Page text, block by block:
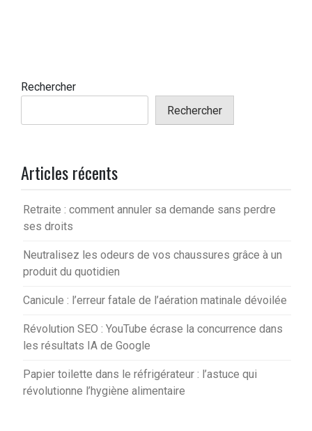
Rechercher
Rechercher
Articles récents
Retraite : comment annuler sa demande sans perdre
ses droits
Neutralisez les odeurs de vos chaussures grâce à un
produit du quotidien
Canicule : l’erreur fatale de l’aération matinale dévoilée
Révolution SEO : YouTube écrase la concurrence dans
les résultats IA de Google
Papier toilette dans le réfrigérateur : l’astuce qui
révolutionne l’hygiène alimentaire